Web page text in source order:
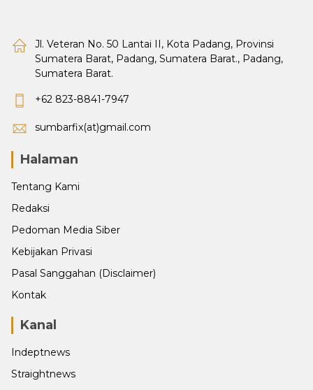
Jl. Veteran No. 50 Lantai II, Kota Padang, Provinsi
Sumatera Barat, Padang, Sumatera Barat., Padang,
Sumatera Barat.
+62 823-8841-7947
sumbarfix(at)gmail.com
Halaman
Tentang Kami
Redaksi
Pedoman Media Siber
Kebijakan Privasi
Pasal Sanggahan (Disclaimer)
Kontak
Kanal
Indeptnews
Straightnews